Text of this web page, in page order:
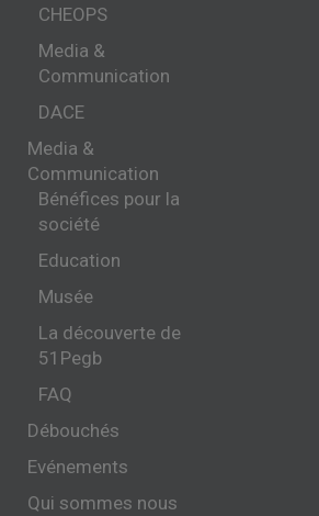
CHEOPS
Media &
Communication
DACE
Media &
Communication
Bénéfices pour la
société
Education
Musée
La découverte de
51Pegb
FAQ
Débouchés
Evénements
Qui sommes nous